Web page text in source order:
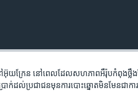
ៅ​អ៊ុយក្រែន នៅ​ពេល​ដែល​សហភាព​អឺរ៉ុប​កំពុង​ថ្លឹងថ្
រាក់​ដល់​ប្រជាជន​មុន​ការបោះ​ឆ្នោត​មិន​មែន​ជា​ក